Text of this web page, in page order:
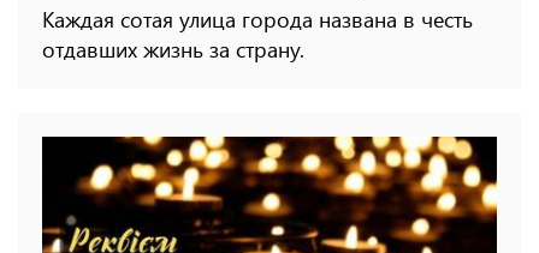
Каждая сотая улица города названа в честь
отдавших жизнь за страну.